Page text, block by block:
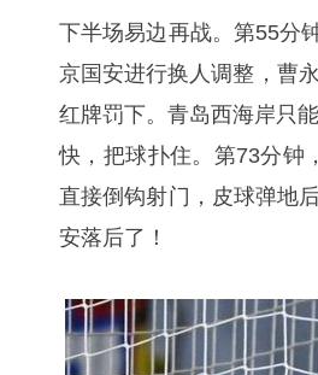
下半场易边再战。第55分
京国安进行换人调整，曹
红牌罚下。青岛西海岸只
快，把球扑住。第73分钟
直接倒钩射门，皮球弹地
安落后了！